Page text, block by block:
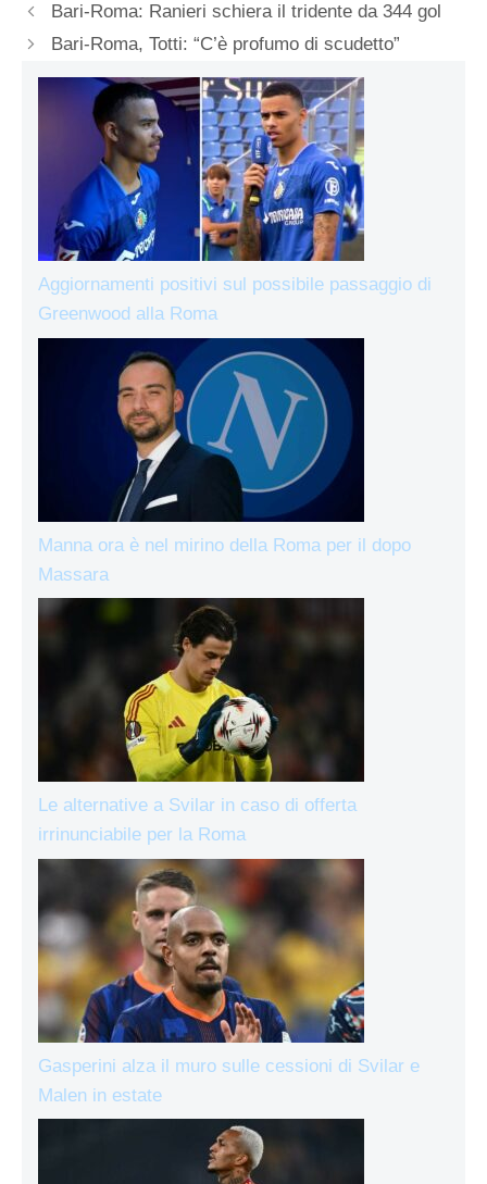
Bari-Roma: Ranieri schiera il tridente da 344 gol
Bari-Roma, Totti: “C’è profumo di scudetto”
Aggiornamenti positivi sul possibile passaggio di
Greenwood alla Roma
Manna ora è nel mirino della Roma per il dopo
Massara
Le alternative a Svilar in caso di offerta
irrinunciabile per la Roma
Gasperini alza il muro sulle cessioni di Svilar e
Malen in estate